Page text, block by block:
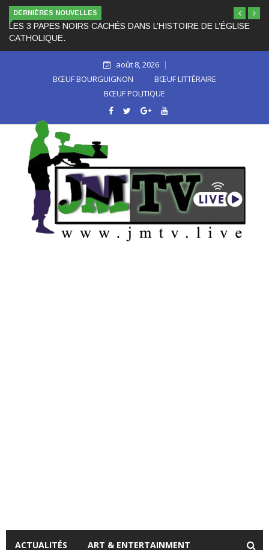
DERNIÈRES NOUVELLES
LES 3 PAPES NOIRS CACHÉS DANS L’HISTOIRE DE L’ÉGLISE
CATHOLIQUE.
août 8, 2026
BŒUF BOURGUIGNON
BŒUF LITTÉRAIRE
BŒUF POLITIQUE
ACTUALITÉS ART & ENTERTAINMENT